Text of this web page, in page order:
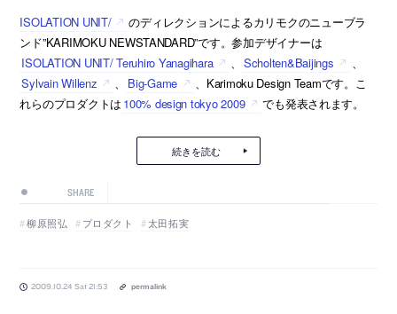
ISOLATION UNIT/
のディレクションによるカリモクのニューブラ
ンド”KARIMOKU NEWSTANDARD”です。参加デザイナーは
ISOLATION UNIT/ Teruhiro Yanagihara
、 Scholten&Baijings
、
Sylvain Willenz
、 Big-Game
、Karimoku Design Teamです。こ
れらのプロダクトは 100% design tokyo 2009 でも発表されます。
続きを読む
SHARE
柳原照弘 プロダクト 太田拓実
2009.10.24 Sat 21:53 permalink